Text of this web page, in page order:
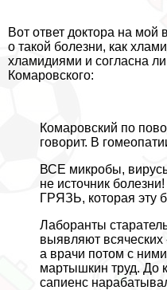
Вот ответ доктора на мой
о такой болезни, как
xлaмидиями и согласна
Комаровского:
Комаровский по
говорит. В
ВСЕ микробы,
не источник
ГРЯЗЬ, которая эту
Лаборанты
выявляют всяческих
а врачи потом с
мартышкин труд. До
сапиенс